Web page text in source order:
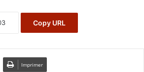
Copy URL
Imprimer